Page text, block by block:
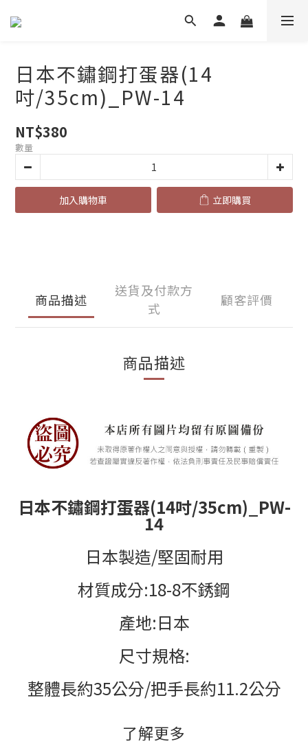
日本不鏽鋼打蛋器(14
吋/35cm)_PW-14
NT$380
數量
加入購物車 立即購買
商品描述
送貨及付款方
式
顧客評價
商品描述
日本不鏽鋼打蛋器(14吋/35cm)_PW-
14
日本製造/堅固耐用
材質成分:18-8不銹鋼
產地:日本
尺寸規格:
整體長約35公分/把手長約11.2公分
了解更多